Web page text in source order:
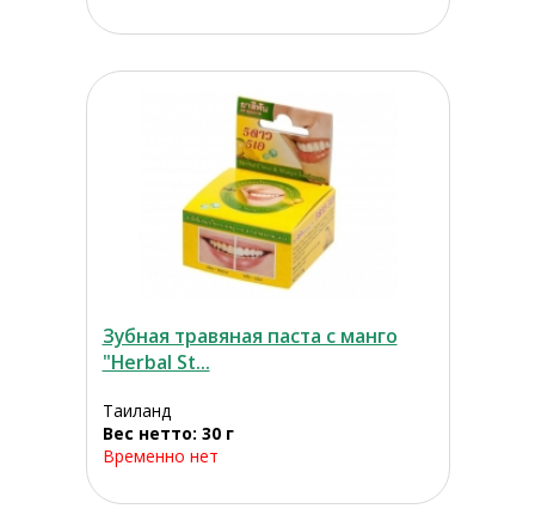
Зубная травяная паста с манго
"Herbal St...
Таиланд
Вес нетто: 30 г
Временно нет